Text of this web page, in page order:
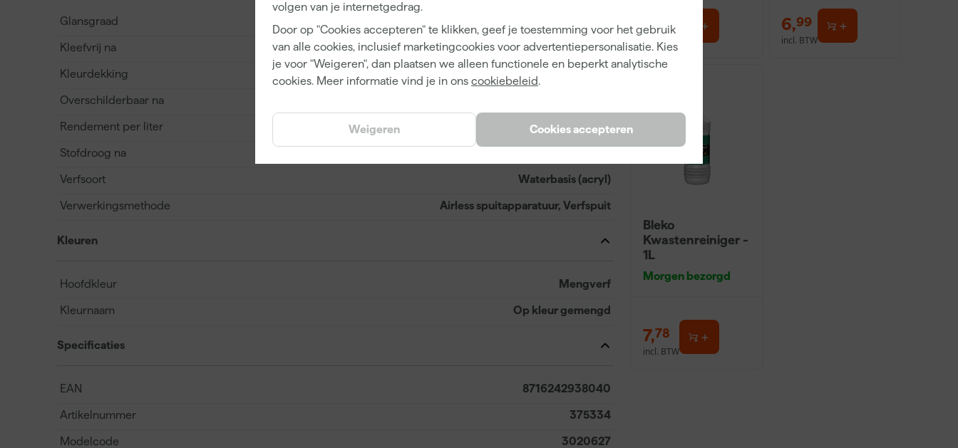
volgen van je internetgedrag.
Door op "Cookies accepteren" te klikken, geef je toestemming voor het gebruik
van alle cookies, inclusief marketingcookies voor advertentiepersonalisatie. Kies
je voor "Weigeren", dan plaatsen we alleen functionele en beperkt analytische
cookies. Meer informatie vind je in ons cookiebeleid.
Cookies accepteren
Weigeren
Glansgraad
Kleefvrij na 4 h
Kleurdekking Dekkend
Overschilderbaar na
Rendement per liter 6 m²/l
Stofdroog na
Verfsoort Waterbasis (acryl)
Verwerkingsmethode Airless spuitapparatuur, Verfspuit
Kleuren
Hoofdkleur Mengverf
Kleurnaam Op kleur gemengd
Specificaties
EAN 8716242938040
Artikelnummer 375334
Modelcode 3020627
6, 32
incl. BTW
6,99
incl. BTW
Bleko
Kwastenreiniger -
1L
Morgen bezorgd
7,78
incl. BTW